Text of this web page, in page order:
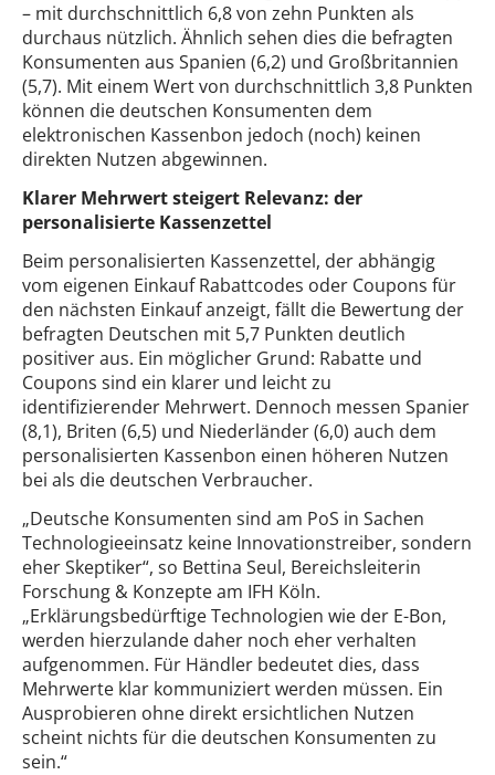
– mit durchschnittlich 6,8 von zehn Punkten als
durchaus nützlich. Ähnlich sehen dies die befragten
Konsumenten aus Spanien (6,2) und Großbritannien
(5,7). Mit einem Wert von durchschnittlich 3,8 Punkten
können die deutschen Konsumenten dem
elektronischen Kassenbon jedoch (noch) keinen
direkten Nutzen abgewinnen.
Klarer Mehrwert steigert Relevanz: der
personalisierte Kassenzettel
Beim personalisierten Kassenzettel, der abhängig
vom eigenen Einkauf Rabattcodes oder Coupons für
den nächsten Einkauf anzeigt, fällt die Bewertung der
befragten Deutschen mit 5,7 Punkten deutlich
positiver aus. Ein möglicher Grund: Rabatte und
Coupons sind ein klarer und leicht zu
identifizierender Mehrwert. Dennoch messen Spanier
(8,1), Briten (6,5) und Niederländer (6,0) auch dem
personalisierten Kassenbon einen höheren Nutzen
bei als die deutschen Verbraucher.
„Deutsche Konsumenten sind am PoS in Sachen
Technologieeinsatz keine Innovationstreiber, sondern
eher Skeptiker“, so Bettina Seul, Bereichsleiterin
Forschung & Konzepte am IFH Köln.
„Erklärungsbedürftige Technologien wie der E-Bon,
werden hierzulande daher noch eher verhalten
aufgenommen. Für Händler bedeutet dies, dass
Mehrwerte klar kommuniziert werden müssen. Ein
Ausprobieren ohne direkt ersichtlichen Nutzen
scheint nichts für die deutschen Konsumenten zu
sein.“